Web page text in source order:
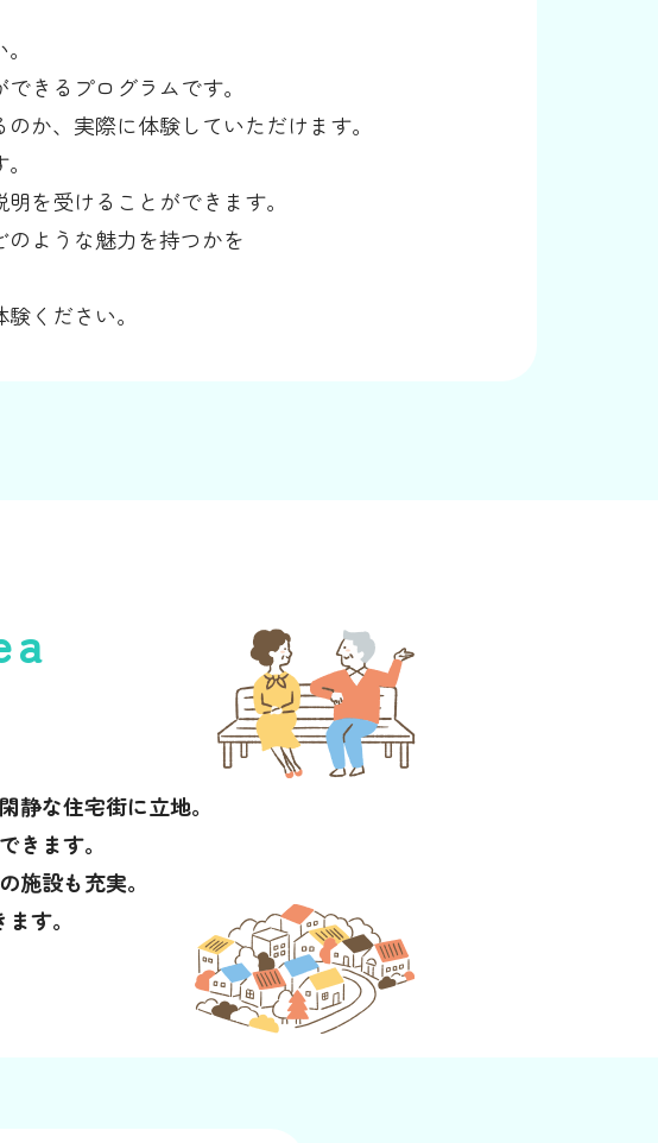
きるプログラムです。
か、実際に体験していただけます。
を受けることができます。
ような魅力を持つかを
ください。
静な住宅街に立地。
きます。
施設も充実。
す。